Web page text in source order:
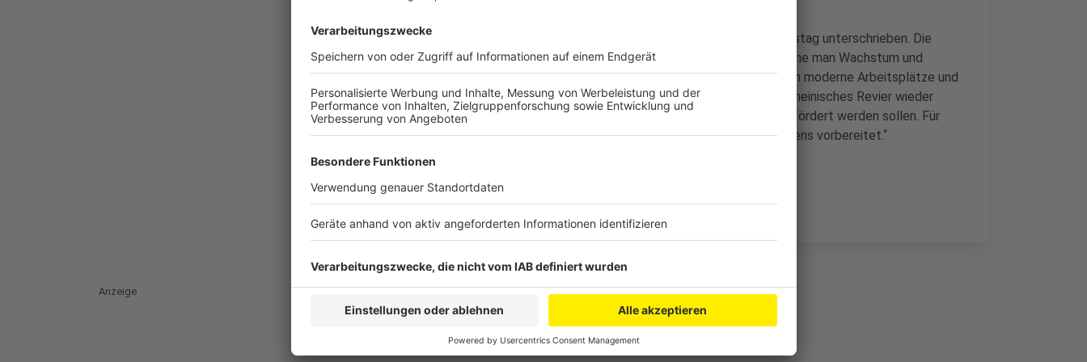
Eine entsprechende Vereinbarung haben Bund und Länder Donnerstag unterschrieben. Die
CDU-Landtagsabgeordnete Romina Plonsker freut sich, jetzt könne man Wachstum und
Modernisierung in der Region gestalten. Dabei soll es vor allem um moderne Arbeitsplätze und
Nachhaltigkeit gehen. Heute kommt dafür die Zukunftsagentur Rheinisches Revier wieder
zusammen, um über einzelne Projekte zu sprechen die gezielt gefördert werden sollen. Für
Plonsker ist aber klar: „Die Region ist auf den Kohleausstieg bestens vorbereitet.“
Anzeige
Anzeige